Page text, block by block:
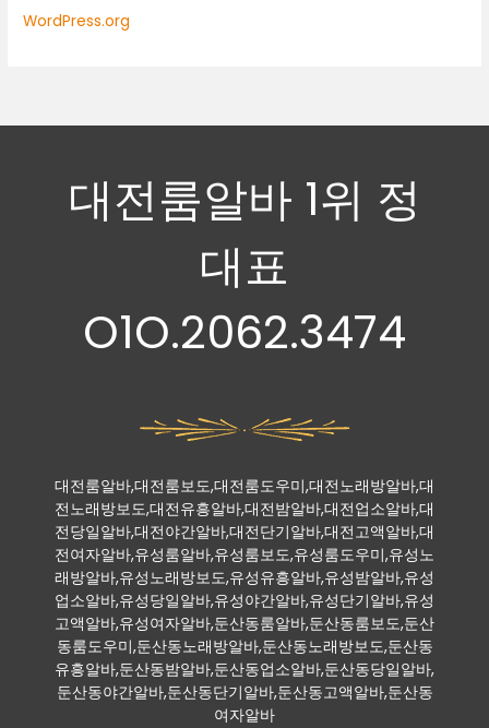
WordPress.org
대전룸알바 1위 정
대표
O1O.2062.3474
대전룸알바,대전룸보도,대전룸도우미,대전노래방알바,대
전노래방보도,대전유흥알바,대전밤알바,대전업소알바,대
전당일알바,대전야간알바,대전단기알바,대전고액알바,대
전여자알바,유성룸알바,유성룸보도,유성룸도우미,유성노
래방알바,유성노래방보도,유성유흥알바,유성밤알바,유성
업소알바,유성당일알바,유성야간알바,유성단기알바,유성
고액알바,유성여자알바,둔산동룸알바,둔산동룸보도,둔산
동룸도우미,둔산동노래방알바,둔산동노래방보도,둔산동
유흥알바,둔산동밤알바,둔산동업소알바,둔산동당일알바,
둔산동야간알바,둔산동단기알바,둔산동고액알바,둔산동
여자알바